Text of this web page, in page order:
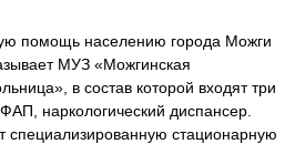
помощь населению города Можги
МУЗ «Можгинская
в состав которой входят три
наркологический диспансер.
специализированную стационарную